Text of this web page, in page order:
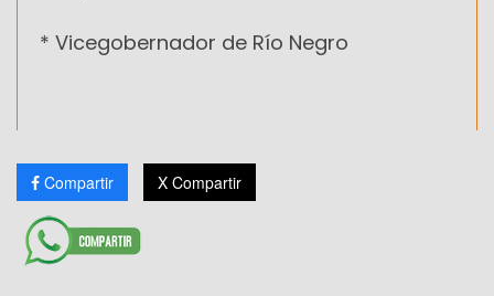
* Vicegobernador de Río Negro
Compartir X Compartir